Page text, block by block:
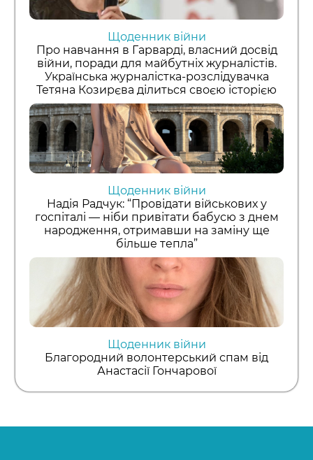
Щоденник війни
Про навчання в Гарварді, власний досвід
війни, поради для майбутніх журналістів.
Українська журналістка-розслідувачка
Тетяна Козирєва ділиться своєю історією
Щоденник війни
Надія Радчук: “Провідати військових у
госпіталі — ніби привітати бабусю з днем
народження, отримавши на заміну ще
більше тепла”
Щоденник війни
Благородний волонтерський спам від
Анастасії Гончарової